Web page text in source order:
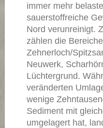
immer mehr
sauerstoffreiche
Nord verunreinigt.
zählen die
Zehnerloch/
Neuwerk,
Lüchtergrund.
veränderten
wenige
Sediment mit
umgelagert hat,